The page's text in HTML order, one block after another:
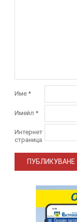
Име *
Имейл *
Интернет
страница